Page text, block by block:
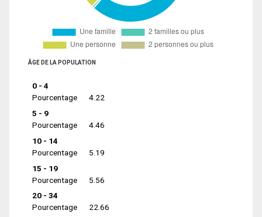
ÂGE DE LA POPULATION
0 - 4
Pourcentage
4.22
5 - 9
Pourcentage
4.46
10 - 14
Pourcentage
5.19
15 - 19
Pourcentage
5.56
20 - 34
Pourcentage
22.66